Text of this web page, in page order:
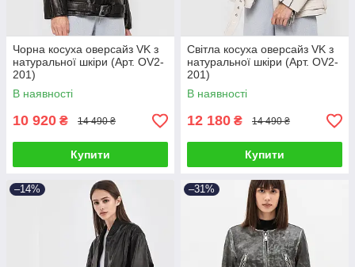
Чорна косуха оверсайз VK з
натуральної шкіри (Арт. OV2-
201)
В наявності
10 920 ₴ 14 490 ₴
Купити
Світла косуха оверсайз VK з
натуральної шкіри (Арт. OV2-
201)
В наявності
12 180 ₴ 14 490 ₴
Купити
–14% –31%